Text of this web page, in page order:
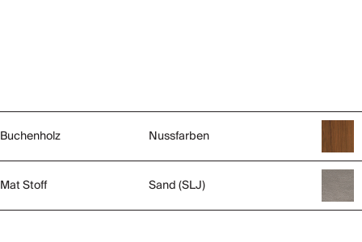
Buchenholz Nussfarben
Mat Stoff Sand (SLJ)